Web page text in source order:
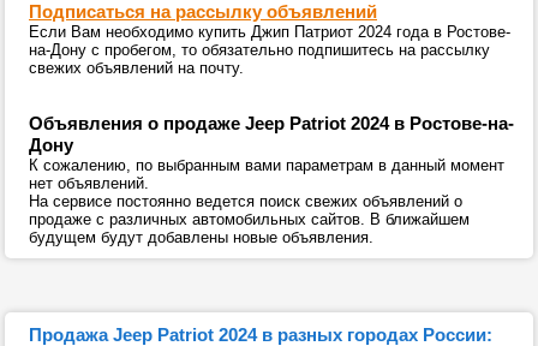
Подписаться на рассылку объявлений
Если Вам необходимо купить Джип Патриот 2024 года в Ростове-
на-Дону с пробегом, то обязательно подпишитесь на рассылку
свежих объявлений на почту.
Объявления о продаже Jeep Patriot 2024 в Ростове-на-
Дону
К сожалению, по выбранным вами параметрам в данный момент
нет объявлений.
На сервисе постоянно ведется поиск свежих объявлений о
продаже с различных автомобильных сайтов. В ближайшем
будущем будут добавлены новые объявления.
Продажа Jeep Patriot 2024 в разных городах России: